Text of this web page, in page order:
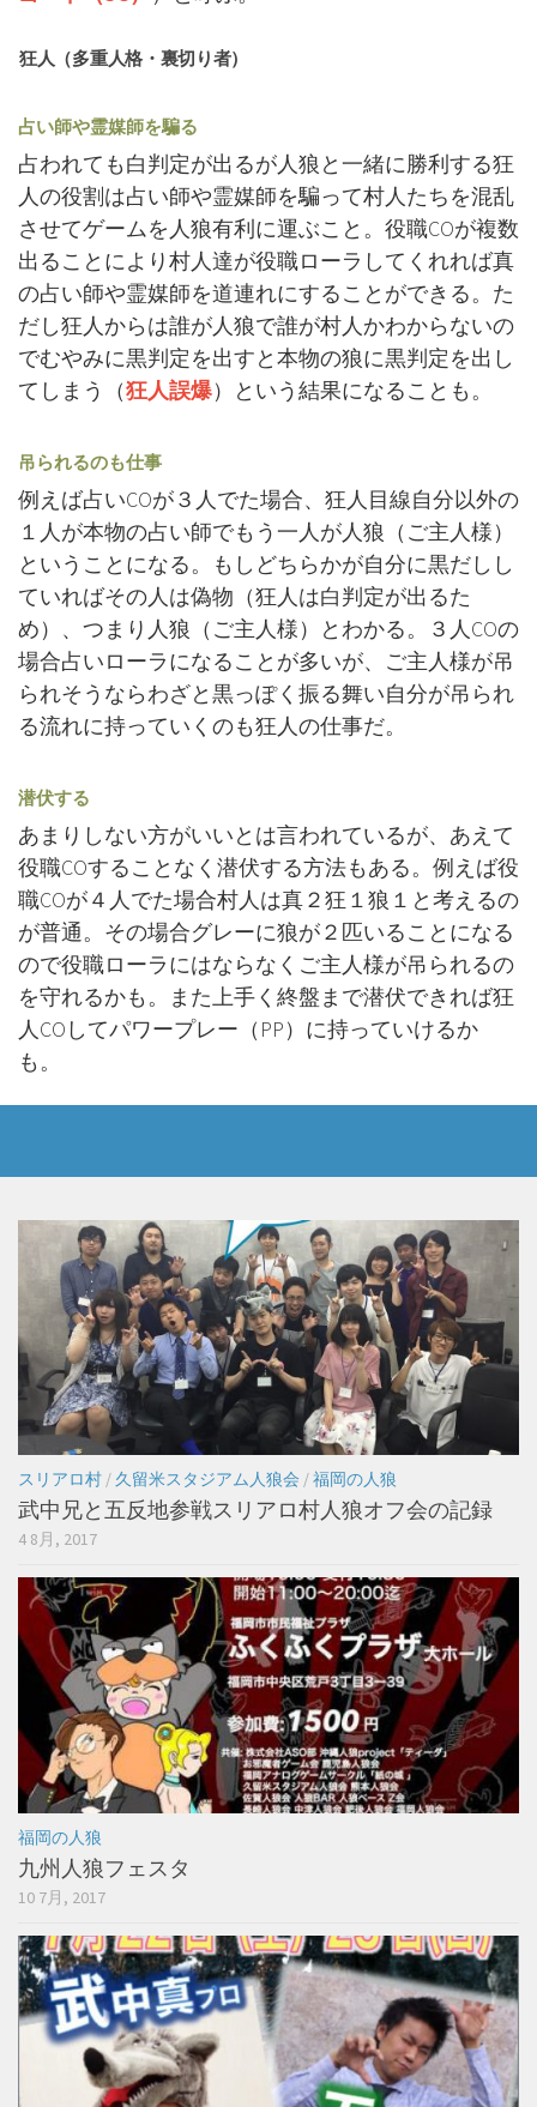
狂人（多重人格・裏切り者）
占い師や霊媒師を騙る
占われても白判定が出るが人狼と一緒に勝利する狂
人の役割は占い師や霊媒師を騙って村人たちを混乱
させてゲームを人狼有利に運ぶこと。役職COが複数
出ることにより村人達が役職ローラしてくれれば真
の占い師や霊媒師を道連れにすることができる。た
だし狂人からは誰が人狼で誰が村人かわからないの
でむやみに黒判定を出すと本物の狼に黒判定を出し
てしまう（狂人誤爆）という結果になることも。
吊られるのも仕事
例えば占いCOが３人でた場合、狂人目線自分以外の
１人が本物の占い師でもう一人が人狼（ご主人様）
ということになる。もしどちらかが自分に黒だしし
ていればその人は偽物（狂人は白判定が出るた
め）、つまり人狼（ご主人様）とわかる。３人COの
場合占いローラになることが多いが、ご主人様が吊
られそうならわざと黒っぽく振る舞い自分が吊られ
る流れに持っていくのも狂人の仕事だ。
潜伏する
あまりしない方がいいとは言われているが、あえて
役職COすることなく潜伏する方法もある。例えば役
職COが４人でた場合村人は真２狂１狼１と考えるの
が普通。その場合グレーに狼が２匹いることになる
ので役職ローラにはならなくご主人様が吊られるの
を守れるかも。また上手く終盤まで潜伏できれば狂
人COしてパワープレー（PP）に持っていけるか
も。
スリアロ村 / 久留米スタジアム人狼会 /福岡の人狼
武中兄と五反地参戦スリアロ村人狼オフ会の記録
4 8月, 2017
福岡の人狼
九州人狼フェスタ
10 7月, 2017